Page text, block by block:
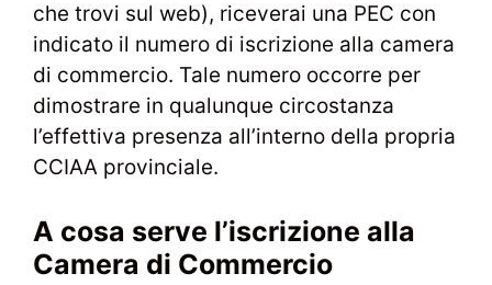
che trovi sul web), riceverai una PEC con
indicato il numero di iscrizione alla camera
di commercio. Tale numero occorre per
dimostrare in qualunque circostanza
l’effettiva presenza all’interno della propria
CCIAA provinciale.
A cosa serve l’iscrizione alla
Camera di Commercio